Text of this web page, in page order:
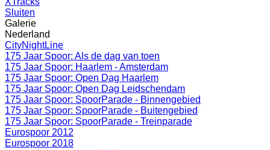
Sluiten
Galerie
Nederland
CityNightLine
175 Jaar Spoor: Als de dag van toen
175 Jaar Spoor: Haarlem - Amsterdam
175 Jaar Spoor: Open Dag Haarlem
175 Jaar Spoor: Open Dag Leidschendam
175 Jaar Spoor: SpoorParade - Binnengebied
175 Jaar Spoor: SpoorParade - Buitengebied
175 Jaar Spoor: SpoorParade - Treinparade
Eurospoor 2012
Eurospoor 2018